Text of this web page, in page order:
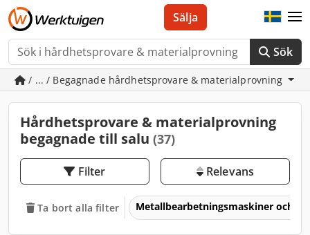
Sök
Sälja
/ ... / Begagnade hårdhetsprovare & materialprovning
Hårdhetsprovare & materialprovning
begagnade till salu (37)
Filter Relevans
Ta bort alla filter Metallbearbetningsmaskiner och